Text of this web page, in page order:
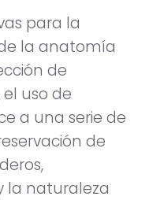
para la
la anatomía
de
uso de
a una serie de
de
la naturaleza